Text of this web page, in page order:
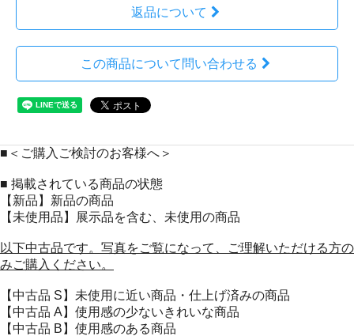
返品について
この商品について問い合わせる
■＜ご購入ご検討のお客様へ＞
■ 掲載されている商品の状態
【新品】新品の商品
【未使用品】展示品を含む、未使用の商品
以下中古品です。写真をご覧になって、ご理解いただける方の
みご購入ください。
【中古品 S】未使用に近い商品・仕上げ済みの商品
【中古品 A】使用感の少ないきれいな商品
【中古品 B】使用感のある商品